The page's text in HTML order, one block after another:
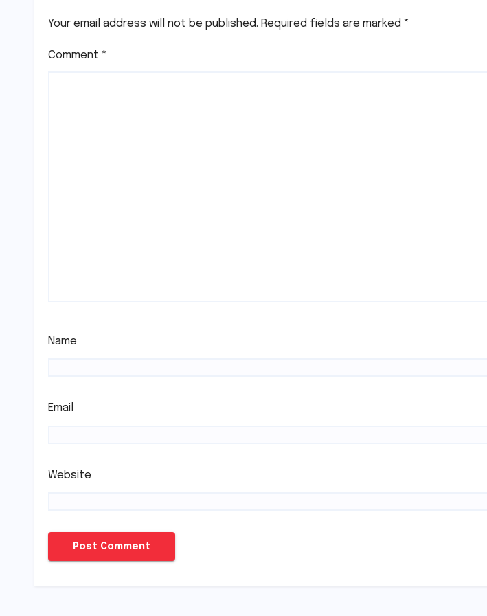
Your email address will not be published. Required fields are marked *
Comment *
Name
Email
Website